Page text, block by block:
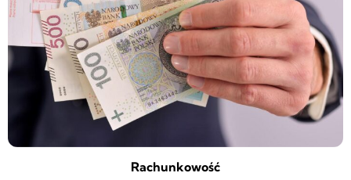
Rachunkowość